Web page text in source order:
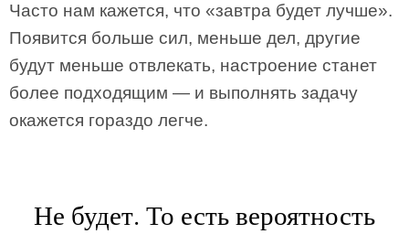
Часто нам кажется, что «завтра будет лучше».
Появится больше сил, меньше дел, другие
будут меньше отвлекать, настроение станет
более подходящим — и выполнять задачу
окажется гораздо легче.
Не будет. То есть вероятность